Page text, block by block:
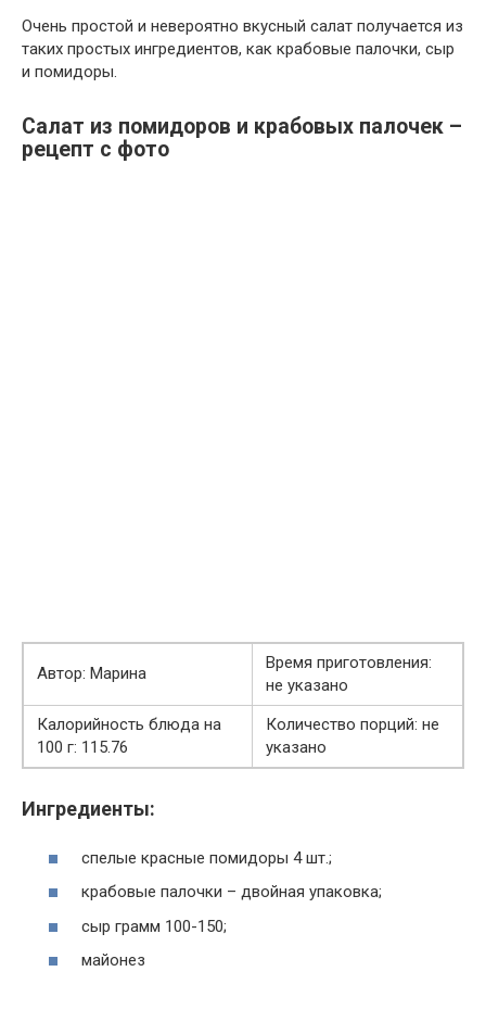
Очень простой и невероятно вкусный салат получается из
таких простых ингредиентов, как крабовые палочки, сыр
и помидоры.
Салат из помидоров и крабовых палочек –
рецепт с фото
Автор: Марина
Время приготовления:
не указано
Калорийность блюда на
100 г: 115.76
Количество порций: не
указано
Ингредиенты:
спелые красные помидоры 4 шт.;
крабовые палочки – двойная упаковка;
сыр грамм 100-150;
майонез